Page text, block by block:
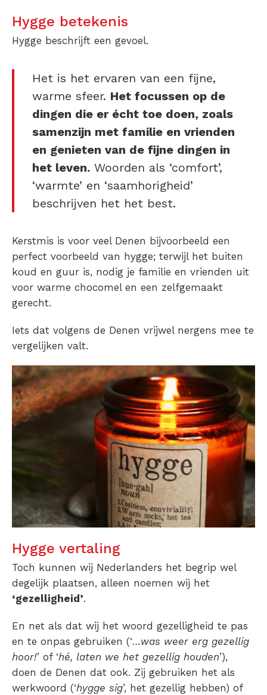
Hygge betekenis
Hygge beschrijft een gevoel.
Het is het ervaren van een fijne,
warme sfeer. Het focussen op de
dingen die er écht toe doen, zoals
samenzijn met familie en vrienden
en genieten van de fijne dingen in
het leven. Woorden als ‘comfort’,
‘warmte’ en ‘saamhorigheid’
beschrijven het het best.
Kerstmis is voor veel Denen bijvoorbeeld een
perfect voorbeeld van hygge; terwijl het buiten
koud en guur is, nodig je familie en vrienden uit
voor warme chocomel en een zelfgemaakt
gerecht.
Iets dat volgens de Denen vrijwel nergens mee te
vergelijken valt.
Hygge vertaling
Toch kunnen wij Nederlanders het begrip wel
degelijk plaatsen, alleen noemen wij het
‘gezelligheid’.
En net als dat wij het woord gezelligheid te pas
en te onpas gebruiken (‘…was weer erg gezellig
hoor!’ of ‘hé, laten we het gezellig houden’),
doen de Denen dat ook. Zij gebruiken het als
werkwoord (‘hygge sig’, het gezellig hebben) of